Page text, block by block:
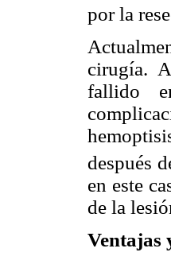
por la
cirugía.
fallido
después
en este
de la
Ventajas